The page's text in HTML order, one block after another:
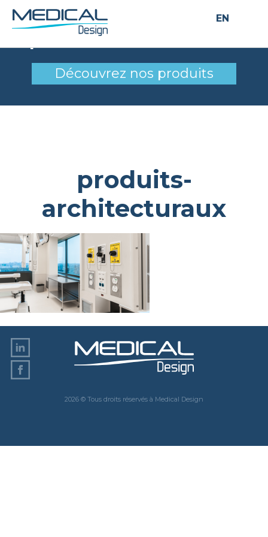
EN
produits-architecturaux
Découvrez nos produits
produits-
architecturaux
2026 © Tous droits réservés à Medical Design